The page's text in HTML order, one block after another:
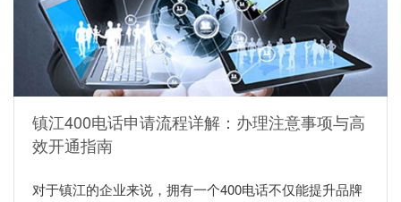
镇江400电话申请流程详解：办理注意事项与高
效开通指南
对于镇江的企业来说，拥有一个400电话不仅能提升品牌